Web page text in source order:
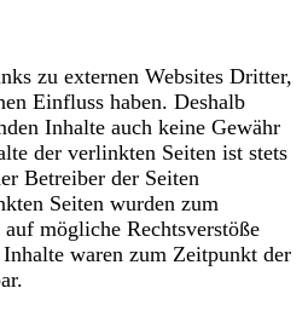
zu externen Websites Dritter,
Einfluss haben. Deshalb
Inhalte auch keine Gewähr
der verlinkten Seiten ist stets
Betreiber der Seiten
Seiten wurden zum
mögliche Rechtsverstöße
waren zum Zeitpunkt der